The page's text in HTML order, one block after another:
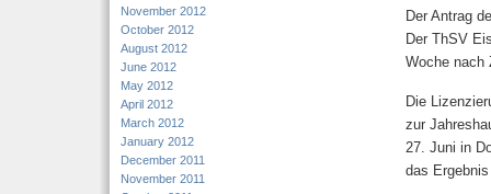
November 2012
October 2012
August 2012
June 2012
May 2012
April 2012
March 2012
January 2012
December 2011
November 2011
Der Antrag
Der ThSV
Woche nach
Die
zur
27. Juni in
das